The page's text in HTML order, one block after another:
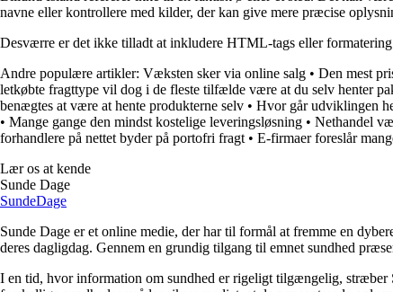
navne eller kontrollere med kilder, der kan give mere præcise
Desværre er det ikke tilladt at inkludere HTML-tags eller
Andre populære artikler: Væksten sker via online salg • Den mest
letkøbte fragttype vil dog i de fleste tilfælde være at du selv henter
benægtes at være at hente produkterne selv • Hvor går udviklingen
• Mange gange den mindst kostelige leveringsløsning • Nethandel
forhandlere på nettet byder på portofri fragt • E-firmaer foreslår
Lær os at kende
Sunde Dage
SundeDage
Sunde Dage er et online medie, der har til formål at fremme en
deres dagligdag. Gennem en grundig tilgang til emnet sundhed
I en tid, hvor information om sundhed er rigeligt tilgængelig, stræber